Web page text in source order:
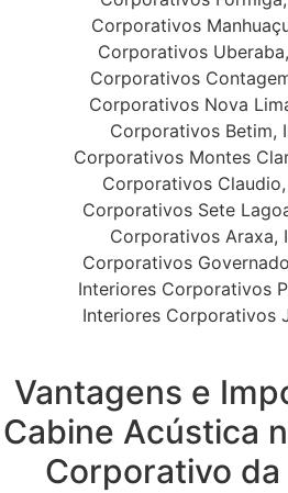
Vantagens e
Cabine Acústica
Corporativo da